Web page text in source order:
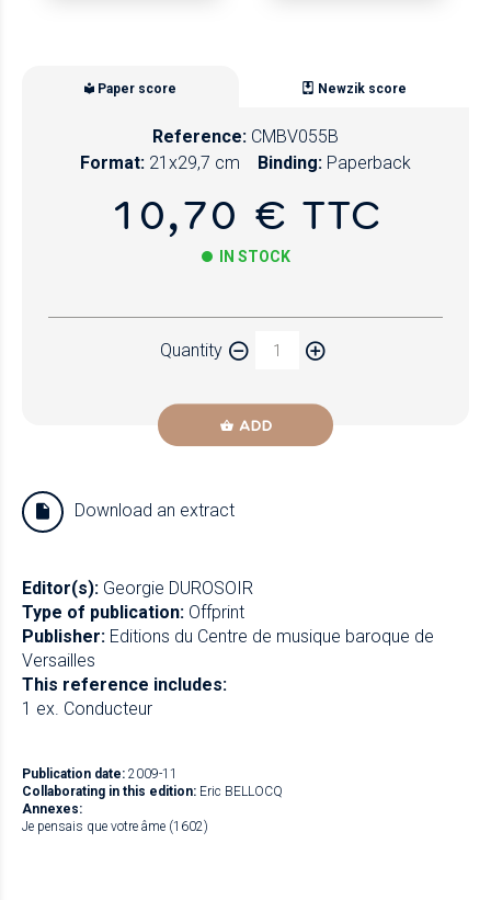
Paper score Newzik score
Reference: CMBV055B
Format: 21x29,7 cm Binding: Paperback
10,70 € TTC
IN STOCK
Quantity
ADD
Download an extract
Editor(s): Georgie DUROSOIR
Type of publication: Offprint
Publisher: Editions du Centre de musique baroque de
Versailles
This reference includes:
1 ex. Conducteur
Publication date: 2009-11
Collaborating in this edition: Eric BELLOCQ
Annexes:
Je pensais que votre âme (1602)